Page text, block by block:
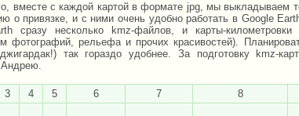
вместе с каждой картой в формате jpg, мы
о привязке, и с ними очень удобно работать в Google
сразу несколько kmz-файлов, и карты-
фотографий, рельефа и прочих красивостей).
так гораздо удобнее. За подготовку kmz-
Андрею.
3 4 5 6 7 8